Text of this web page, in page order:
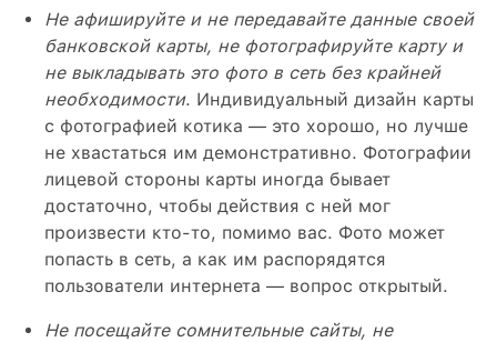
Не афишируйте и не передавайте данные своей
банковской карты, не фотографируйте карту и
не выкладывать это фото в сеть без крайней
необходимости. Индивидуальный дизайн карты
с фотографией котика — это хорошо, но лучше
не хвастаться им демонстративно. Фотографии
лицевой стороны карты иногда бывает
достаточно, чтобы действия с ней мог
произвести кто-то, помимо вас. Фото может
попасть в сеть, а как им распорядятся
пользователи интернета — вопрос открытый.
Не посещайте сомнительные сайты, не